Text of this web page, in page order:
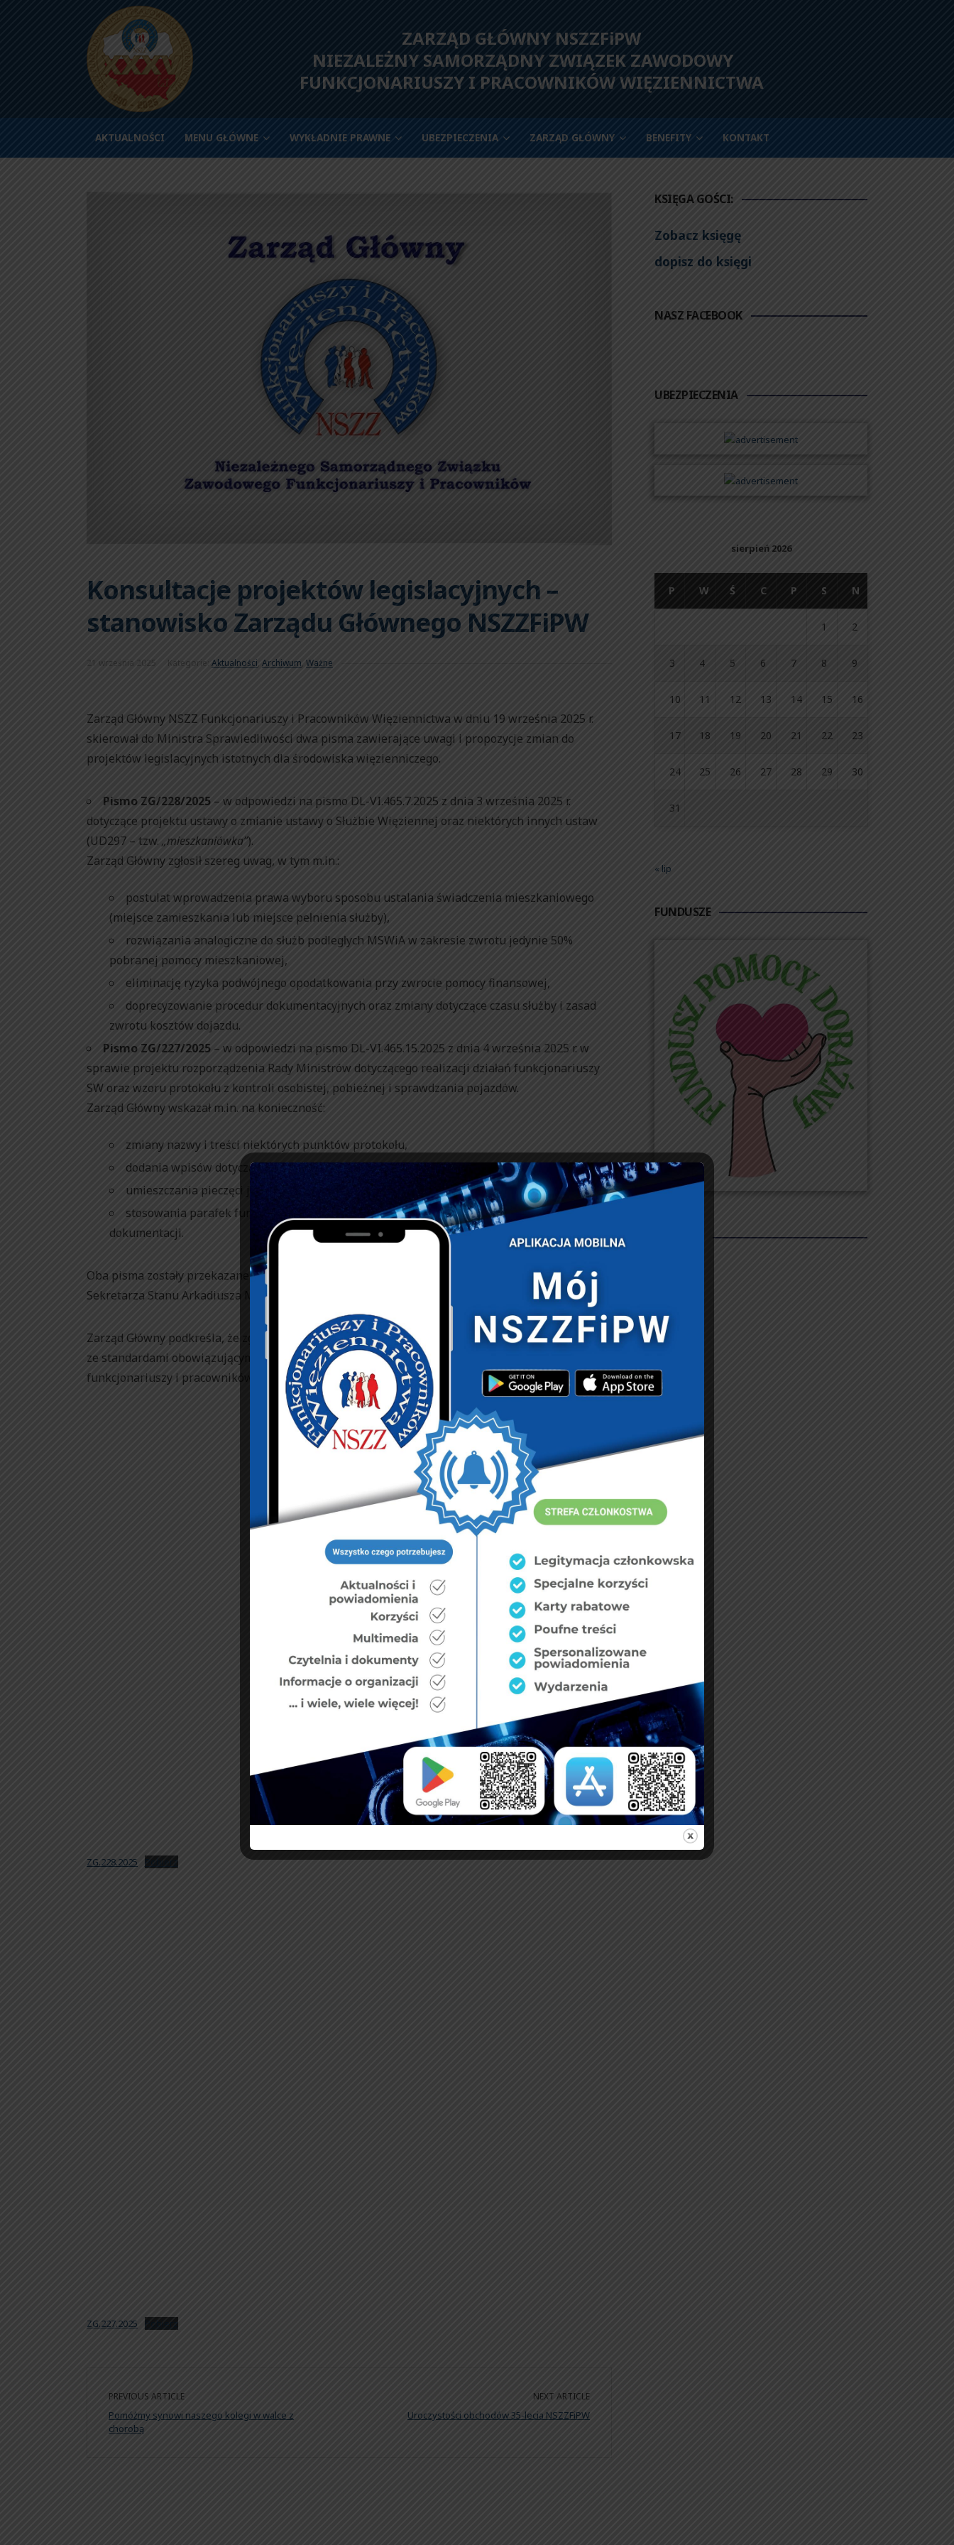
ZARZĄD GŁÓWNY NSZZFiPW
NIEZALEŻNY SAMORZĄDNY ZWIĄZEK ZAWODOWY
FUNKCJONARIUSZY I PRACOWNIKÓW WIĘZIENNICTWA
AKTUALNOŚCI MENU GŁÓWNE WYKŁADNIE PRAWNE UBEZPIECZENIA ZARZĄD GŁÓWNY BENEFITY KONTAKT
Konsultacje projektów legislacyjnych –
stanowisko Zarządu Głównego NSZZFiPW
21 września 2025 Kategorie: Aktualności, Archiwum, Ważne
Zarząd Główny NSZZ Funkcjonariuszy i Pracowników Więziennictwa w dniu 19 września 2025 r.
skierował do Ministra Sprawiedliwości dwa pisma zawierające uwagi i propozycje zmian do
projektów legislacyjnych istotnych dla środowiska więzienniczego.
Pismo ZG/228/2025 – w odpowiedzi na pismo DL-VI.465.7.2025 z dnia 3 września 2025 r.
dotyczące projektu ustawy o zmianie ustawy o Służbie Więziennej oraz niektórych innych ustaw
(UD297 – tzw. „mieszkaniówka”).
Zarząd Główny zgłosił szereg uwag, w tym m.in.:
postulat wprowadzenia prawa wyboru sposobu ustalania świadczenia mieszkaniowego
(miejsce zamieszkania lub miejsce pełnienia służby),
rozwiązania analogiczne do służb podległych MSWiA w zakresie zwrotu jedynie 50%
pobranej pomocy mieszkaniowej,
eliminację ryzyka podwójnego opodatkowania przy zwrocie pomocy finansowej,
doprecyzowanie procedur dokumentacyjnych oraz zmiany dotyczące czasu służby i zasad
zwrotu kosztów dojazdu.
Pismo ZG/227/2025 – w odpowiedzi na pismo DL-VI.465.15.2025 z dnia 4 września 2025 r. w
sprawie projektu rozporządzenia Rady Ministrów dotyczącego realizacji działań funkcjonariuszy
SW oraz wzoru protokołu z kontroli osobistej, pobieżnej i sprawdzania pojazdów.
Zarząd Główny wskazał m.in. na konieczność:
zmiany nazwy i treści niektórych punktów protokołu,
dodania wpisów dotyczących osób niepełnoletnich i ich opiekunów prawnych,
umieszczania pieczęci jednostki dla zapewnienia autentyczności dokumentu,
stosowania parafek funkcjonariuszy zamiast pełnych podpisów w celu usprawnienia
dokumentacji.
Oba pisma zostały przekazane do Ministerstwa Sprawiedliwości oraz przesłane do wiadomości
Sekretarza Stanu Arkadiusza Myrchy i Podsekretarz Stanu Marii Ejchart.
Zarząd Główny podkreśla, że zgłoszone poprawki mają na celu zapewnienie spójności przepisów
ze standardami obowiązującymi w innych formacjach mundurowych, a także ochronę interesów
funkcjonariuszy i pracowników Służby Więziennej.
ZG.228.2025
ZG.227.2025
PREVIOUS ARTICLE
Pomóżmy synowi naszego kolegi w walce z
chorobą
NEXT ARTICLE
Uroczystości obchodów 35-lecia NSZZFiPW
KSIĘGA GOŚCI:
Zobacz księgę
dopisz do księgi
NASZ FACEBOOK
UBEZPIECZENIA
sierpień 2026
P W Ś C P S N
1 2
3 4 5 6 7 8 9
10 11 12 13 14 15 16
17 18 19 20 21 22 23
24 25 26 27 28 29 30
31
« lip
FUNDUSZE